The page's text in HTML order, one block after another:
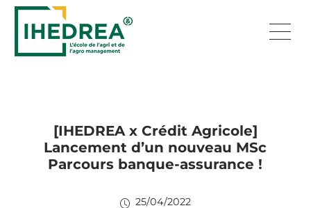
[IHEDREA x Crédit Agricole]
Lancement d’un nouveau MSc
Parcours banque-assurance !
25/04/2022